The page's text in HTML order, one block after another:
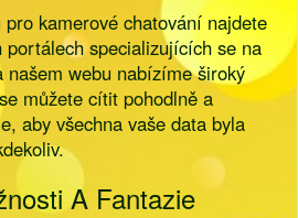
kamerové chatování najdete
portálech specializujících se na
našem webu nabízíme široký
můžete cítit pohodlně a
aby všechna vaše data byla
A Fantazie